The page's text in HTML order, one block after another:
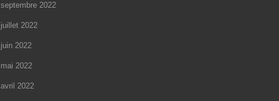
septembre 2022
juillet 2022
juin 2022
mai 2022
avril 2022